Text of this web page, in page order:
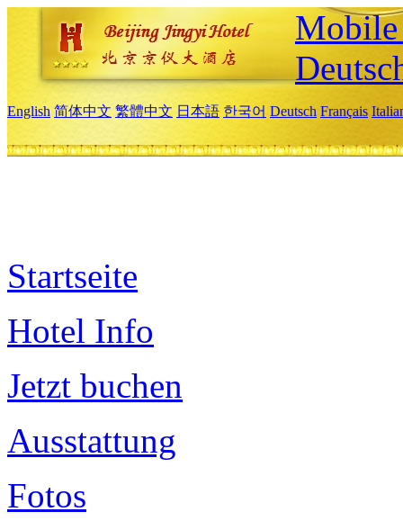
English 简体中文 繁體中文 日本語 한국어 Deutsch Français
Startseite
Hotel Info
Jetzt buchen
Ausstattung
Fotos